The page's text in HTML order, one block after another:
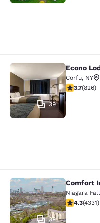
Econo Lodge
39
Econo
Corfu, NY
calificación
3.7(826)
Comfort Inn
39
Comfort
Niagara
calificación
4.3(4331)